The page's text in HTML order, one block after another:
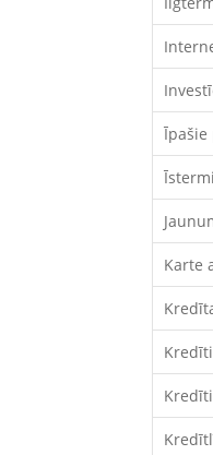
Īpašie
Karte